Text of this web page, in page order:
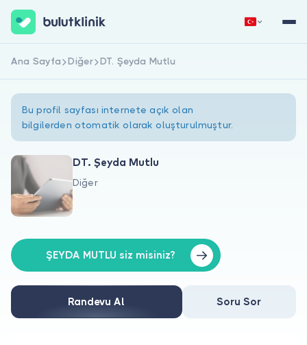
Hakkımızda
Doktorlar için
Doktor musunuz?
Hemen Kaydol
Ana Sayfa Diğer DT. Şeyda Mutlu
Bu profil sayfası internete açık olan
bilgilerden otomatik olarak oluşturulmuştur.
DT. Şeyda Mutlu
Diğer
ŞEYDA MUTLU siz misiniz?
Randevu Al Soru Sor